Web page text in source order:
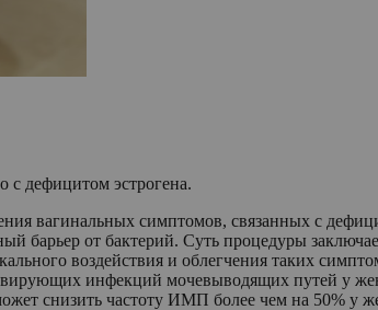
с дефицитом эстрогена.
вагинальных симптомов, связанных с
барьер от бактерий. Суть процедуры
воздействия и облегчения таких
инфекций мочевыводящих путей у
снизить частоту ИМП более чем на 50% у